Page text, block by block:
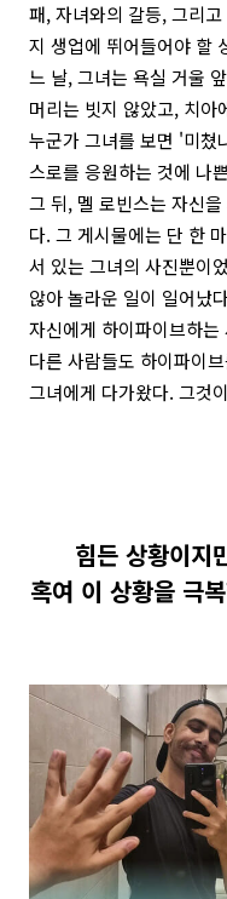
패, 자녀와의 갈등, 그리
지 생업에 뛰어들어야 할
느 날, 그녀는 욕실 거울
머리는 빗지 않았고, 치아
누군가 그녀를 보면 '미쳤
스로를 응원하는 것에 나
그 뒤, 멜 로빈스는 자신
다. 그 게시물에는 단 한
서 있는 그녀의 사진뿐이
않아 놀라운 일이 일어났
자신에게 하이파이브하
다른 사람들도 하이파이
그녀에게 다가왔다. 그것
힘든 상황이지
혹여 이 상황을 극